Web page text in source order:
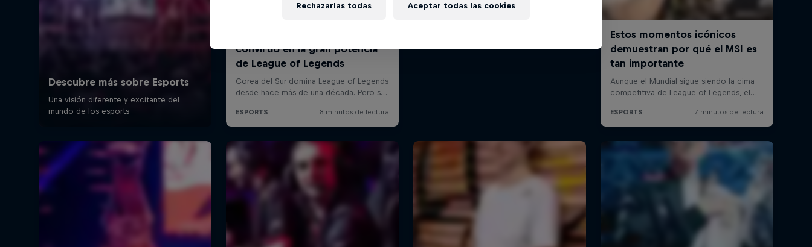
Rechazarlas todas Aceptar todas las cookies